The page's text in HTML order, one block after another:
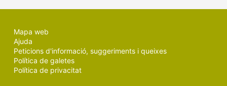
Mapa web
Ajuda
Peticions d'informació, suggeriments i queixes
Política de galetes
Política de privacitat